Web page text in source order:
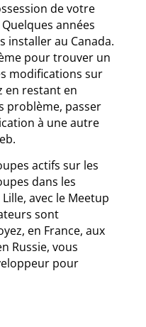
de votre
années
installer au Canada.
pour trouver un
modifications sur
en restant en
problème, passer
à une autre
actifs sur les
dans les
avec le Meetup
sont
en France, aux
Russie, vous
pour